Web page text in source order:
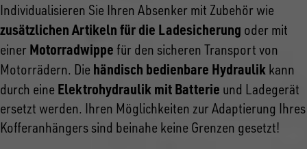
Individualisieren Sie Ihren Absenker mit Zubehör wie
zusätzlichen Artikeln für die Ladesicherung oder mit
einer Motorradwippe für den sicheren Transport von
Motorrädern. Die händisch bedienbare Hydraulik kann
durch eine Elektrohydraulik mit Batterie und Ladegerät
ersetzt werden. Ihren Möglichkeiten zur Adaptierung Ihres
Kofferanhängers sind beinahe keine Grenzen gesetzt!